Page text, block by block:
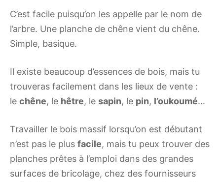
C’est facile puisqu’on les appelle par le nom de
l’arbre. Une planche de chêne vient du chêne.
Simple, basique.
Il existe beaucoup d’essences de bois, mais tu
trouveras facilement dans les lieux de vente :
le chêne, le hêtre, le sapin, le pin, l’oukoumé…
Travailler le bois massif lorsqu’on est débutant
n’est pas le plus facile, mais tu peux trouver des
planches prêtes à l’emploi dans des grandes
surfaces de bricolage, chez des fournisseurs